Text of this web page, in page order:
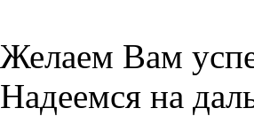
Желаем Вам
Надеемся на